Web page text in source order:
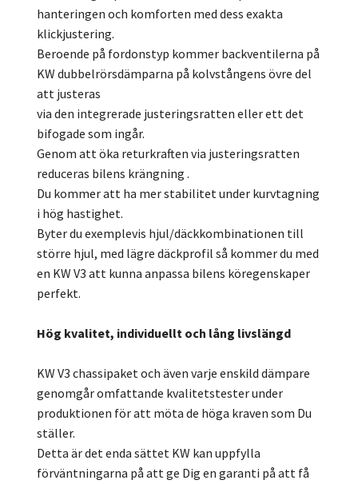
hanteringen och komforten med dess exakta
klickjustering.
Beroende på fordonstyp kommer backventilerna på
KW dubbelrörsdämparna på kolvstångens övre del
att justeras
via den integrerade justeringsratten eller ett det
bifogade som ingår.
Genom att öka returkraften via justeringsratten
reduceras bilens krängning .
Du kommer att ha mer stabilitet under kurvtagning
i hög hastighet.
Byter du exemplevis hjul/däckkombinationen till
större hjul, med lägre däckprofil så kommer du med
en KW V3 att kunna anpassa bilens köregenskaper
perfekt.
Hög kvalitet, individuellt och lång livslängd
KW V3 chassipaket och även varje enskild dämpare
genomgår omfattande kvalitetstester under
produktionen för att möta de höga kraven som Du
ställer.
Detta är det enda sättet KW kan uppfylla
förväntningarna på att ge Dig en garanti på att få